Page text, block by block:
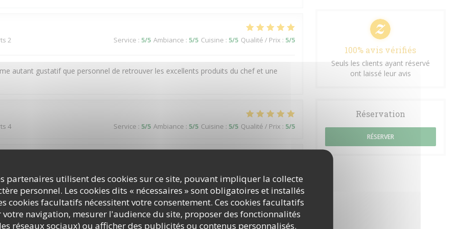
partenaires utilisent des cookies sur ce site, pouvant impliquer la collecte
personnel. Les cookies dits « nécessaires » sont obligatoires et installés
cookies facultatifs nécessitent votre consentement. Ces cookies facultatifs
votre navigation, mesurer l'audience du site, proposer des fonctionnalités
réseaux sociaux) ou afficher des publicités ou contenus personnalisés.
2 Service : 5/5 Ambiance : 5/5 Cuisine : 5/5 Qualité / Prix : 5/5
autant gustatif que personnel de retrouver les excellents produits du chef et une
4 Service : 5/5 Ambiance : 5/5 Cuisine : 5/5 Qualité / Prix : 5/5
2 Service:4/5 Ambiance :4/5 Cuisine :5/5 Qualité / Prix: 4/5
100% avis vérifiés
Seuls les clients ayant réservé
ont laissé leur avis
Réservation
RÉSERVER